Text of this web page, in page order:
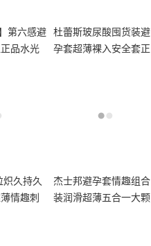
第六感避
品水光
杜蕾斯玻尿酸囤货装避
孕套超薄裸入安全套正
久持久
情趣刺
杰士邦避孕套情趣组合
装润滑超薄五合一大颗